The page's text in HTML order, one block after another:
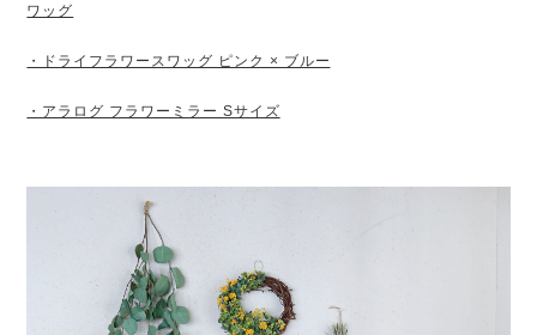
ワッグ
・ドライフラワースワッグ ピンク × ブルー
・アラログ フラワーミラー Sサイズ